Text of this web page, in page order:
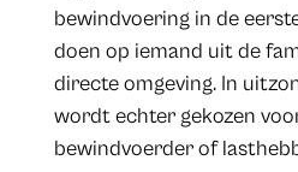
bewindvoering in de
doen op iemand uit de
directe omgeving. In
wordt echter gekozen
bewindvoerder of